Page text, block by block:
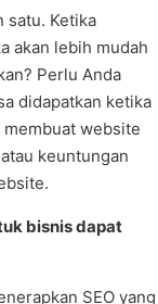
satu. Ketika
akan lebih mudah
Perlu Anda
didapatkan ketika
membuat website
keuntungan
bisnis dapat
SEO yang